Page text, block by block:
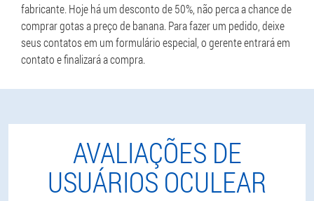
fabricante. Hoje há um desconto de 50%, não perca a chance de
comprar gotas a preço de banana. Para fazer um pedido, deixe
seus contatos em um formulário especial, o gerente entrará em
contato e finalizará a compra.
AVALIAÇÕES DE
USUÁRIOS OCULEAR